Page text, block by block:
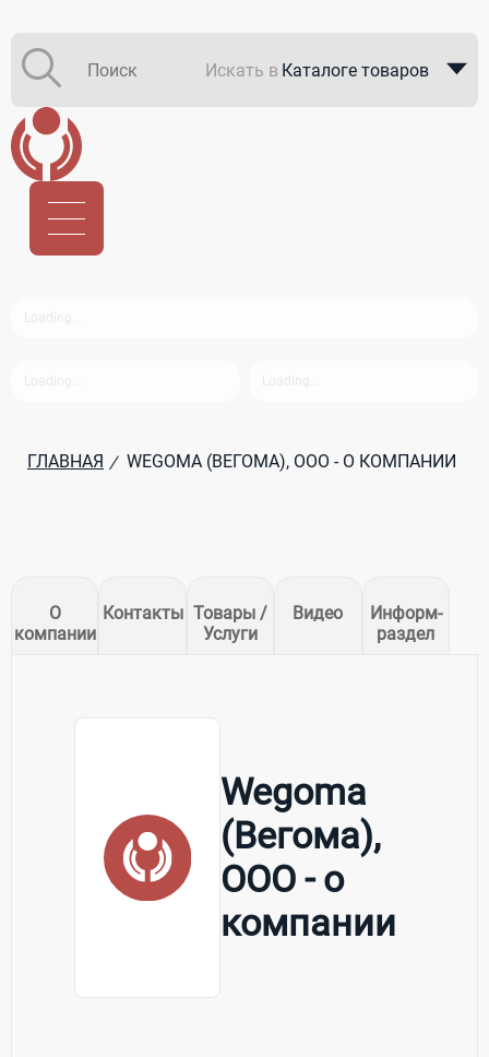
Искать в Каталоге товаров
ГЛАВНАЯ / WEGOMA (ВЕГОМА), ООО - О КОМПАНИИ
О
компании
Контакты Товары /
Услуги
Видео
Информ-
раздел
Wegoma
(Вегома),
ООО - о
компании